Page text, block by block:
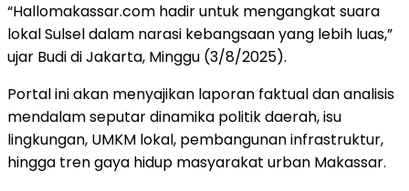
“Hallomakassar.com hadir untuk mengangkat suara
lokal Sulsel dalam narasi kebangsaan yang lebih luas,”
ujar Budi di Jakarta, Minggu (3/8/2025).
Portal ini akan menyajikan laporan faktual dan analisis
mendalam seputar dinamika politik daerah, isu
lingkungan, UMKM lokal, pembangunan infrastruktur,
hingga tren gaya hidup masyarakat urban Makassar.